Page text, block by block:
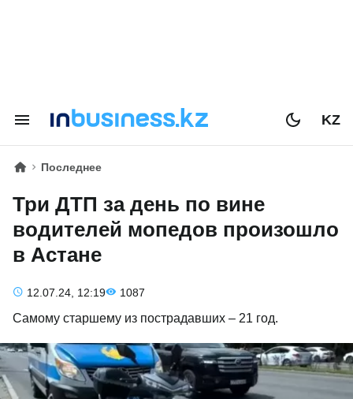
KZ
Последнее
Три ДТП за день по вине
водителей мопедов произошло
в Астане
12.07.24, 12:19 1087
Самому старшему из пострадавших – 21 год.